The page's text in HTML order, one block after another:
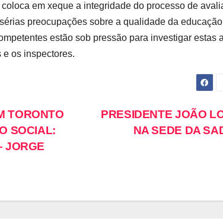
em xeque a integridade do processo de
preocupações sobre a qualidade da
estão sob pressão para investigar estas
os inspectores.
PRESIDENTE JOÃO
NA SEDE DA
TORONTO
SOCIAL:
JORGE